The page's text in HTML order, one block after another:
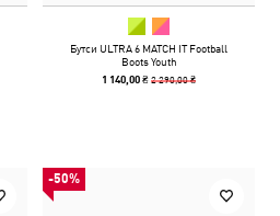
Бутси ULTRA 6 MATCH IT Football
Boots Youth
1 140,00 ₴2 290,00 ₴
-50%